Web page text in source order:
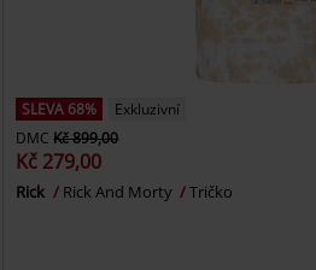
SLEVA 68%
Exkluzivní
DMC Kč 899,00
Kč 279,00
Rick Rick And Morty Tričko